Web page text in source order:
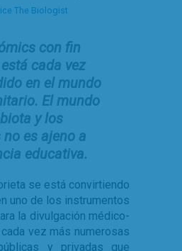
The Biologist
con fin
cada vez
en el mundo
El mundo
y los
es ajeno a
educativa.
se está convirtiendo
uno de los instrumentos
la divulgación médico-
vez más numerosas
y privadas que